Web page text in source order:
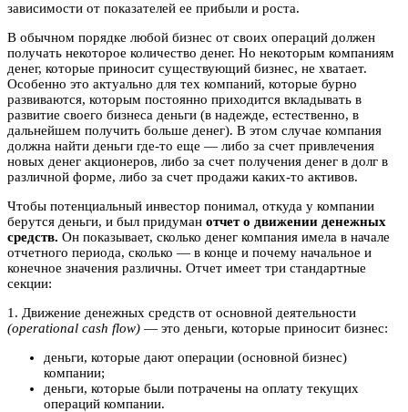
зависимости от показателей ее прибыли и роста.
В обычном порядке любой бизнес от своих операций должен
получать некоторое количество денег. Но некоторым компаниям
денег, которые приносит существующий бизнес, не хватает.
Особенно это актуально для тех компаний, которые бурно
развиваются, которым постоянно приходится вкладывать в
развитие своего бизнеса деньги (в надежде, естественно, в
дальнейшем получить больше денег). В этом случае компания
должна найти деньги где-то еще — либо за счет привлечения
новых денег акционеров, либо за счет получения денег в долг в
различной форме, либо за счет продажи каких-то активов.
Чтобы потенциальный инвестор понимал, откуда у компании
берутся деньги, и был придуман отчет о движении денежных
средств. Он показывает, сколько денег компания имела в начале
отчетного периода, сколько — в конце и почему начальное и
конечное значения различны. Отчет имеет три стандартные
секции:
1. Движение денежных средств от основной деятельности
(operational cash flow) — это деньги, которые приносит бизнес:
деньги, которые дают операции (основной бизнес)
компании;
деньги, которые были потрачены на оплату текущих
операций компании.